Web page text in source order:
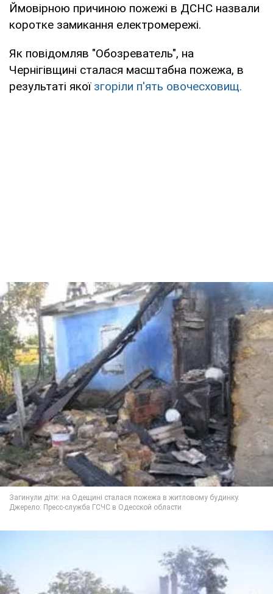
Ймовірною причиною пожежі в ДСНС назвали
коротке замикання електромережі.
Як повідомляв "Обозреватель", на
Чернігівщині сталася масштабна пожежа, в
результаті якої згоріли п'ять овочесховищ.